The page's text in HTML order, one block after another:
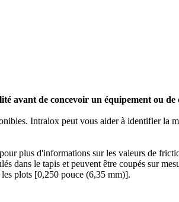
avant de concevoir un équipement ou
Intralox peut vous aider à identifier la
plus d'informations sur les valeurs de
dans le tapis et peuvent être coupés sur
plots [0,250 pouce (6,35 mm)].